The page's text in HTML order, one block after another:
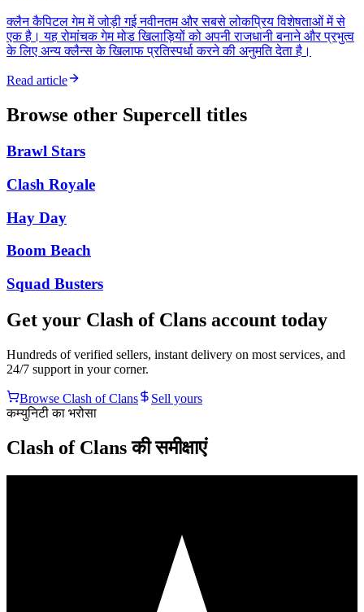
क्लैन कैपिटल गेम में जोड़ी गई नवीनतम और सबसे लोकप्रिय विशेषताओं में से
एक है। यह रोमांचक गेम मोड खिलाड़ियों को अपनी राजधानी बनाने और प्रभुत्व
के लिए अन्य क्लैन्स के खिलाफ प्रतिस्पर्धा करने की अनुमति देता है।
Read article
Browse other Supercell titles
Brawl Stars
Clash Royale
Hay Day
Boom Beach
Squad Busters
Get your Clash of Clans account today
Hundreds of verified sellers, instant delivery on most services, and
24/7 support in your corner.
Browse Clash of Clans
Sell yours
कम्युनिटी का भरोसा
Clash of Clans की समीक्षाएं